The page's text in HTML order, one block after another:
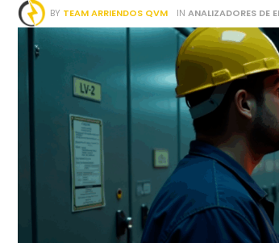
BY TEAM ARRIENDOS QVM IN ANALIZADORES DE